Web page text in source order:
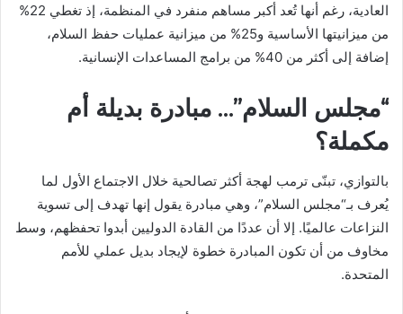
العادية، رغم أنها تُعد أكبر مساهم منفرد في المنظمة، إذ تغطي 22%
من ميزانيتها الأساسية و25% من ميزانية عمليات حفظ السلام،
إضافة إلى أكثر من 40% من برامج المساعدات الإنسانية.
“مجلس السلام”… مبادرة بديلة أم
مكملة؟
بالتوازي، تبنّى ترمب لهجة أكثر تصالحية خلال الاجتماع الأول لما
يُعرف بـ“مجلس السلام”، وهي مبادرة يقول إنها تهدف إلى تسوية
النزاعات عالميًا. إلا أن عددًا من القادة الدوليين أبدوا تحفظهم، وسط
مخاوف من أن تكون المبادرة خطوة لإيجاد بديل عملي للأمم
المتحدة.